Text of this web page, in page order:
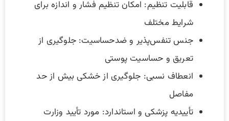
قابلیت تنظیم: امکان تنظیم فشار و اندازه برای
شرایط مختلف
جنس تنفس‌پذیر و ضدحساسیت: جلوگیری از
تعریق و حساسیت پوستی
انعطاف نسبی: جلوگیری از خشکی بیش از حد
مفاصل
تأییدیه پزشکی و استاندارد: مورد تأیید وزارت